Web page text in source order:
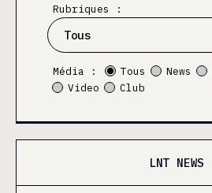
Rubriques :
Média : Tous News
Video
Club
LNT NEWS